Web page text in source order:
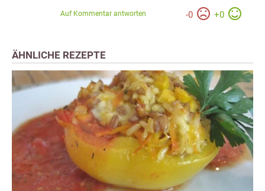
-0 +0
Auf Kommentar antworten
ÄHNLICHE REZEPTE